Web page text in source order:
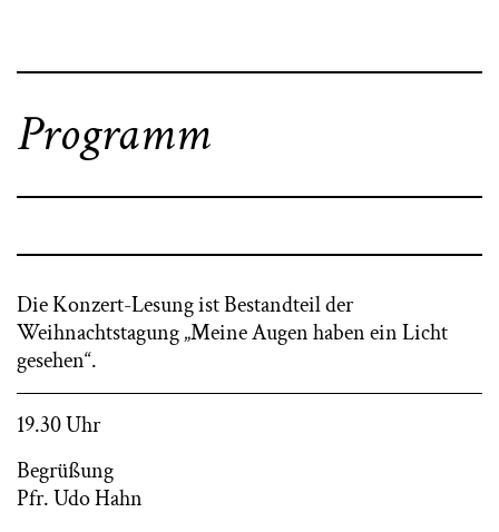
Programm
Die Konzert-Lesung ist Bestandteil der
Weihnachtstagung „Meine Augen haben ein Licht
gesehen“.
19.30 Uhr
Begrüßung
Pfr. Udo Hahn